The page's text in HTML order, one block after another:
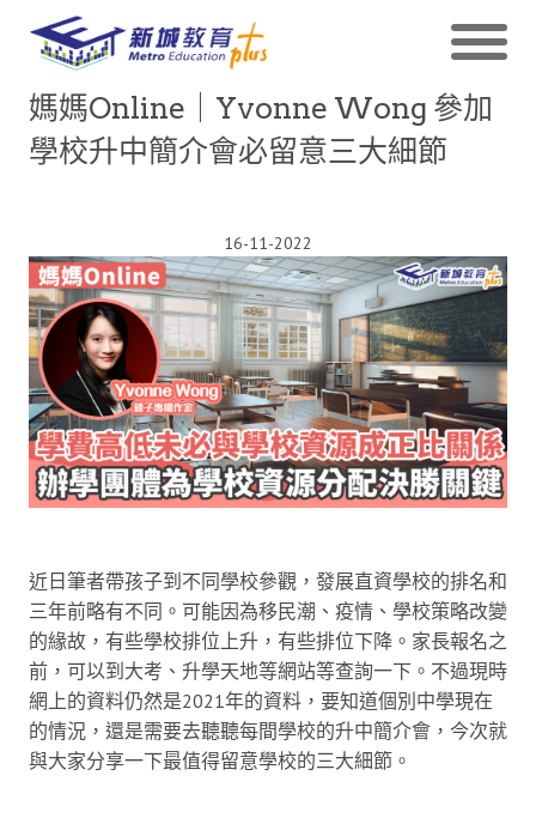
媽媽Online｜Yvonne Wong 參加
學校升中簡介會必留意三大細節
16-11-2022
近日筆者帶孩子到不同學校參觀，發展直資學校的排名和
三年前略有不同。可能因為移民潮、疫情、學校策略改變
的緣故，有些學校排位上升，有些排位下降。家長報名之
前，可以到大考、升學天地等網站等查詢一下。不過現時
網上的資料仍然是2021年的資料，要知道個別中學現在
的情況，還是需要去聽聽每間學校的升中簡介會，今次就
與大家分享一下最值得留意學校的三大細節。